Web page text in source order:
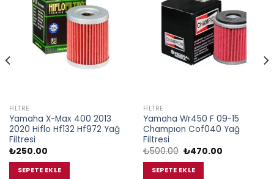
FILTRE
Yamaha X-Max 400 2013
2020 Hiflo Hf132 Hf972 Yağ
Filtresi
₺250.00
SEPETE EKLE
FILTRE
Yamaha Wr450 F 09-15
Champıon Cof040 Yağ
Filtresi
₺500.00 Orijinal
₺500.00.
₺470.00Şu
SEPETE EKLE